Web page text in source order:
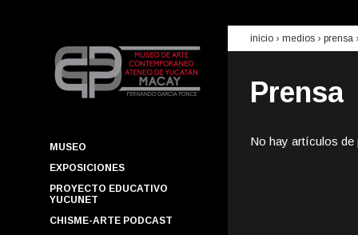
MUSEO
EXPOSICIONES
PROYECTO EDUCATIVO
YUCUNET
CHISME-ARTE PODCAST
inicio › medios › prensa
Prensa
No hay artículos de